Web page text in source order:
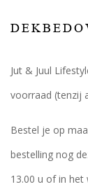
Jut & Juul
voorraad (tenzij
Bestel je op
bestelling nog
13.00 u of in